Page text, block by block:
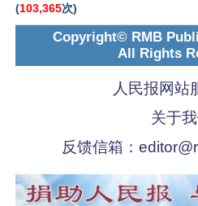
(103,365次)
Copyright© RMB
All Rights
人民报网站
关于
反馈信箱：